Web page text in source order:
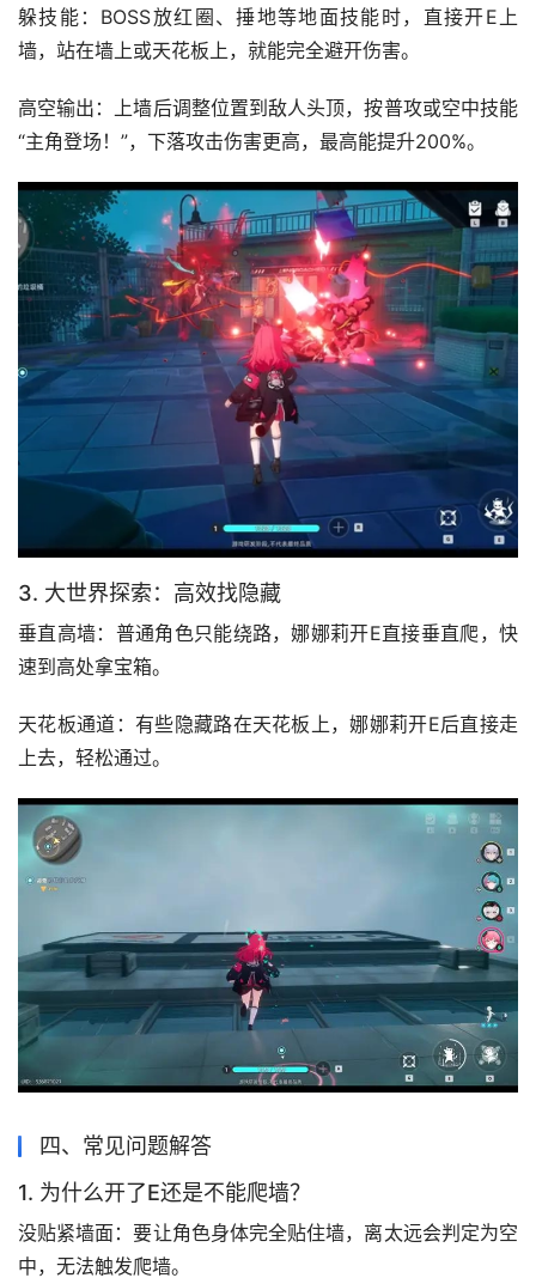
躲技能：BOSS放红圈、捶地等地面技能时，直接开E上
墙，站在墙上或天花板上，就能完全避开伤害。
高空输出：上墙后调整位置到敌人头顶，按普攻或空中技能
“主角登场！”，下落攻击伤害更高，最高能提升200%。
3. 大世界探索：高效找隐藏
垂直高墙：普通角色只能绕路，娜娜莉开E直接垂直爬，快
速到高处拿宝箱。
天花板通道：有些隐藏路在天花板上，娜娜莉开E后直接走
上去，轻松通过。
四、常见问题解答
1. 为什么开了E还是不能爬墙？
没贴紧墙面：要让角色身体完全贴住墙，离太远会判定为空
中，无法触发爬墙。